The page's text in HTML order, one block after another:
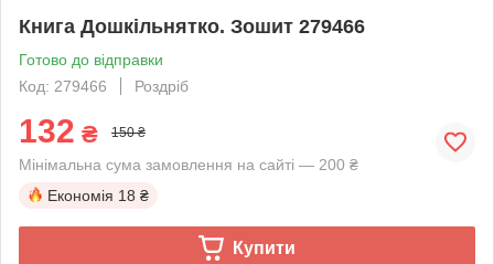
Книга Дошкільнятко. Зошит 279466
Готово до відправки
Код: 279466
Роздріб
132 ₴ 150 ₴
Мінімальна сума замовлення на сайті — 200 ₴
Економія 18 ₴
Купити